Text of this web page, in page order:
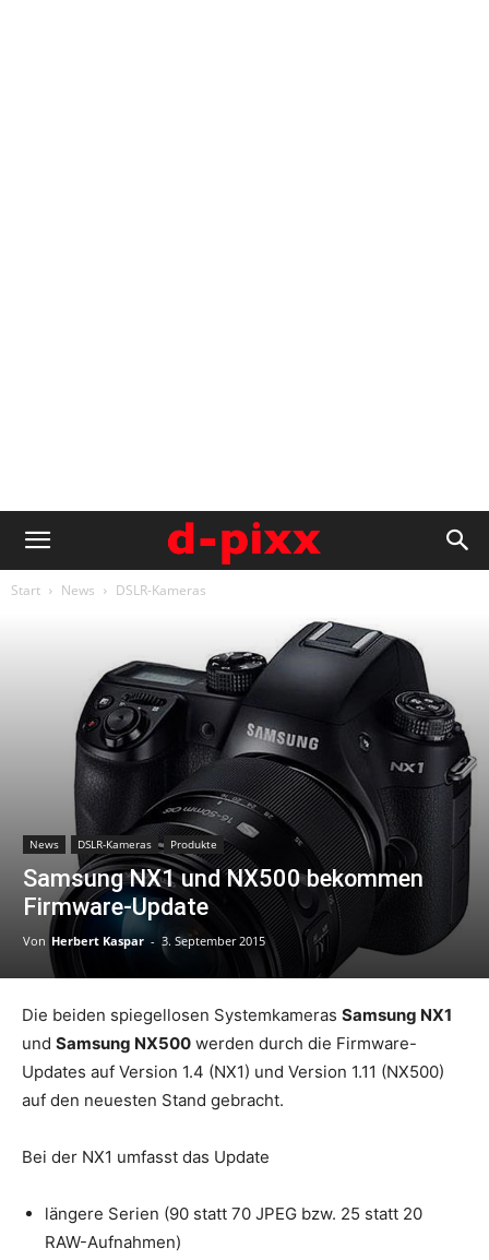
Start News DSLR-Kameras
News DSLR-Kameras Produkte
Samsung NX1 und NX500 bekommen
Firmware-Update
Von Herbert Kaspar - 3. September 2015
Die beiden spiegellosen Systemkameras Samsung NX1
und Samsung NX500 werden durch die Firmware-
Updates auf Version 1.4 (NX1) und Version 1.11 (NX500)
auf den neuesten Stand gebracht.
Bei der NX1 umfasst das Update
längere Serien (90 statt 70 JPEG bzw. 25 statt 20
RAW-Aufnahmen)